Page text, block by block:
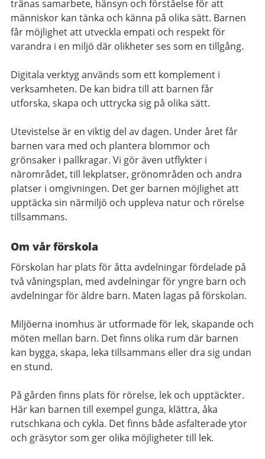
tränas samarbete, hänsyn och förståelse för att
människor kan tänka och känna på olika sätt. Barnen
får möjlighet att utveckla empati och respekt för
varandra i en miljö där olikheter ses som en tillgång.
Digitala verktyg används som ett komplement i
verksamheten. De kan bidra till att barnen får
utforska, skapa och uttrycka sig på olika sätt.
Utevistelse är en viktig del av dagen. Under året får
barnen vara med och plantera blommor och
grönsaker i pallkragar. Vi gör även utflykter i
närområdet, till lekplatser, grönområden och andra
platser i omgivningen. Det ger barnen möjlighet att
upptäcka sin närmiljö och uppleva natur och rörelse
tillsammans.
Om vår förskola
Förskolan har plats för åtta avdelningar fördelade på
två våningsplan, med avdelningar för yngre barn och
avdelningar för äldre barn. Maten lagas på förskolan.
Miljöerna inomhus är utformade för lek, skapande och
möten mellan barn. Det finns olika rum där barnen
kan bygga, skapa, leka tillsammans eller dra sig undan
en stund.
På gården finns plats för rörelse, lek och upptäckter.
Här kan barnen till exempel gunga, klättra, åka
rutschkana och cykla. Det finns både asfalterade ytor
och gräsytor som ger olika möjligheter till lek.